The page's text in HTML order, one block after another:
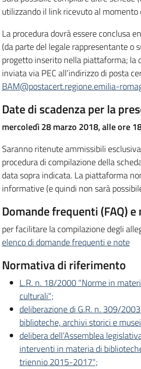
utilizzando il link ricevuto al momento
La procedura dovrà essere conclusa
(da parte del legale rappresentante o
progetto inserito nella piattaforma; la
inviata via PEC all’indirizzo di posta
BAM@postacert.regione.emilia-
Date di scadenza per la
mercoledì 28 marzo 2018, alle ore
Saranno ritenute ammissibili
procedura di compilazione della
data sopra indicata. La piattaforma
informative (e quindi non sarà
Domande frequenti (FAQ) e
per facilitare la compilazione degli
elenco di domande frequenti e note
Normativa di riferimento
L.R. n. 18/2000 "Norme in
culturali";
deliberazione di G.R. n. 309/
biblioteche, archivi storici e
delibera dell’Assemblea
interventi in materia di
triennio 2015-2017";